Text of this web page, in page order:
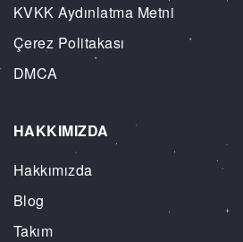
KVKK Aydınlatma Metni
Çerez Politakası
DMCA
HAKKIMIZDA
Hakkımızda
Blog
Takım